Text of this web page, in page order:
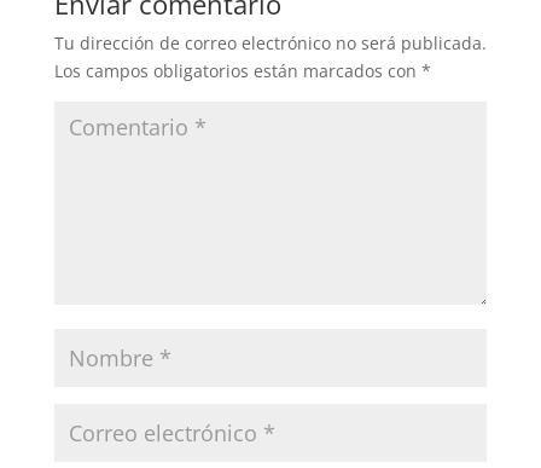
Tu dirección de correo electrónico no será publicada.
Los campos obligatorios están marcados con *